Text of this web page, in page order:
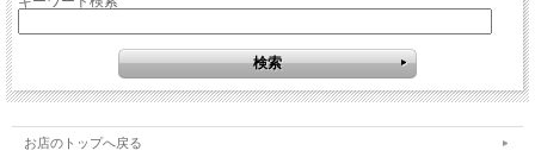
お店のトップへ戻る